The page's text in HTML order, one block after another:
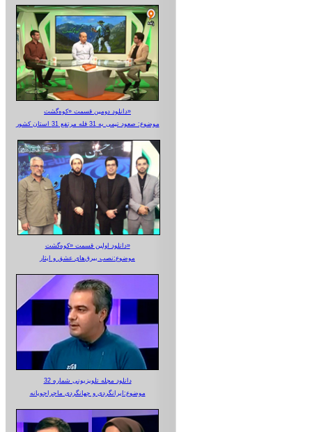
دانلود دومین قسمت «کوه‌گشت»
موضوع: صعود تیمی به 31 قله مرتفع 31 استان کشور
دانلود اولین قسمت «کوه‌گشت»
موضوع:نصب بیرق‌های عشق و ایثار
دانلود مجله تلویزیونی شماره 32
موضوع:ایرانگردی و جهانگردی ماجراجویانه